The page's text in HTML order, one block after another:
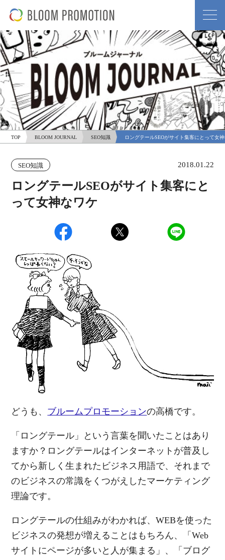
TOP BLOOM JOURNAL SEO知識 ロングテールSEOがサイト集客にとって女
SEO知識 2018.01.22
ロングテールSEOがサイト集客にと
って女神なワケ
どうも、 ブルームプロモーションの高橋です。
「ロングテール」という言葉を聞いたことはあり
ますか？ロングテールはインターネットが普及し
てから新しく生まれたビジネス用語で、それまで
のビジネスの常識をくつがえしたマーケティング
理論です。
ロングテールの仕組みがわかれば、WEBを使った
ビジネスの発想が増えることはもちろん、「Web
サイトにページが多いと人が集まる」、「ブログ